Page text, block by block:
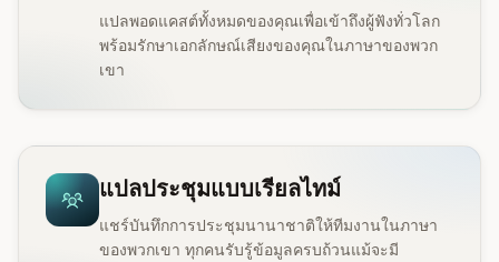
แปลพอดแคสต์ทั้งหมดของคุณเพื่อเข้าถึงผู้ฟังทั่วโลก
พร้อมรักษาเอกลักษณ์เสียงของคุณในภาษาของพวก
เขา
แปลประชุมแบบเรียลไทม์
แชร์บันทึกการประชุมนานาชาติให้ทีมงานในภาษา
ของพวกเขา ทุกคนรับรู้ข้อมูลครบถ้วนแม้จะมี